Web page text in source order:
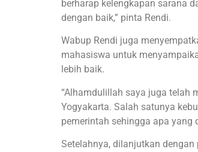
berharap kelengkapan sarana
dengan baik,” pinta Rendi.
Wabup Rendi juga
mahasiswa untuk
lebih baik.
“Alhamdulillah saya juga telah
Yogyakarta. Salah satunya
pemerintah sehingga apa yang
Setelahnya, dilanjutkan